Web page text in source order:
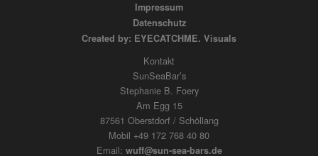
Impressum
Datenschutz
Created by: EYECATCHME. Visuals
Kontakt
SunSeaBar’s
Stephanie B. Foery
Am Egg 15
87561 Oberstdorf / Schöllang
Mobil +49 172 768 40 80
Email: wuff@sun-sea-bars.de